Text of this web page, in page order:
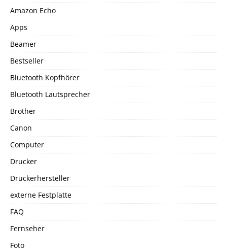
Amazon Echo
Apps
Beamer
Bestseller
Bluetooth Kopfhörer
Bluetooth Lautsprecher
Brother
Canon
Computer
Drucker
Druckerhersteller
externe Festplatte
FAQ
Fernseher
Foto